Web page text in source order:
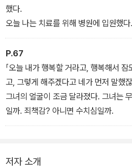
했다.
오늘 나는 치료를 위해 병원에 입원했
번째 입원이다. 나는 병원이 권하는 모
조직 검사를 견뎠다. 밀폐된 곳에서 몸
치료. 수술. 그 모든 것을 했다. 그러나
왜 아픈지 알지 못했다.
P.67
「오늘 내가 행복할 거라고, 행복해서
고, 그렇게 해주겠다고 네가 먼저 말했잖
그녀의 얼굴이 조금 달라졌다. 그녀는
일까. 죄책감? 아니면 수치심일까.
저자 소개